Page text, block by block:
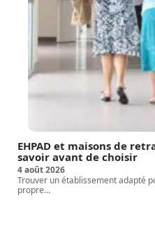
EHPAD et maisons de
savoir avant de choisir
4 août 2026
Trouver un établissement adapté
propre…